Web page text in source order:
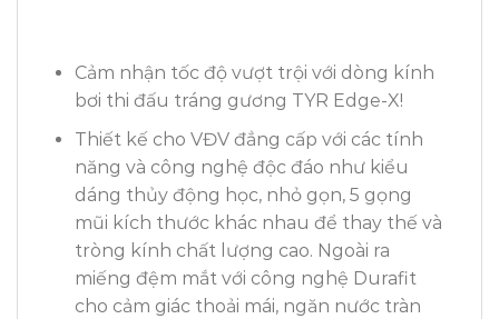
Cảm nhận tốc độ vượt trội với dòng kính
bơi thi đấu tráng gương TYR Edge-X!
Thiết kế cho VĐV đẳng cấp với các tính
năng và công nghệ độc đáo như kiểu
dáng thủy động học, nhỏ gọn, 5 gọng
mũi kích thước khác nhau để thay thế và
tròng kính chất lượng cao. Ngoài ra
miếng đệm mắt với công nghệ Durafit
cho cảm giác thoải mái, ngăn nước tràn